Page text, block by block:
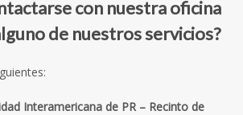
con nuestra oficina
no de nuestros servicios?
Interamericana de PR – Recinto de